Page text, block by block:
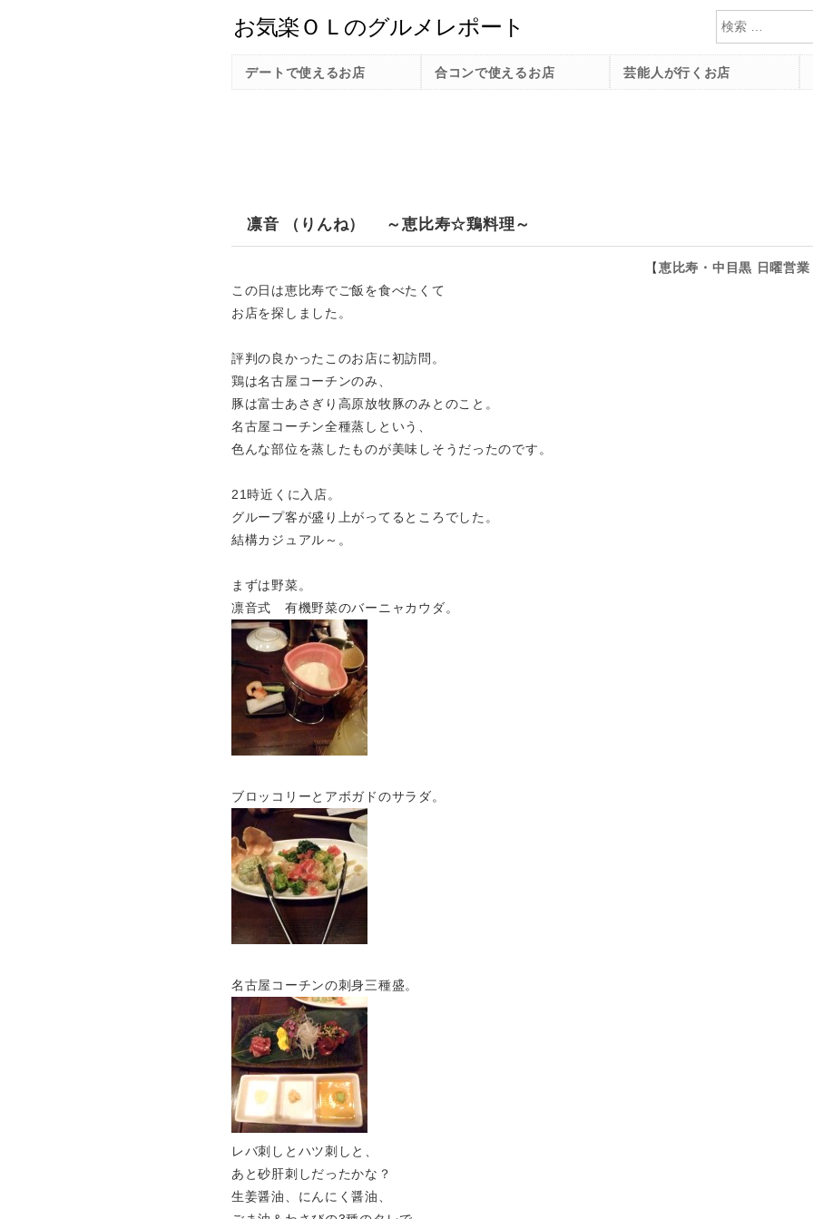
検索
凛音 （りんね） ～恵比寿☆鶏料理～
【恵比寿・中目黒 日曜営業
この日は恵比寿でご飯を食べたくて
お店を探しました。
評判の良かったこのお店に初訪問。
鶏は名古屋コーチンのみ、
豚は富士あさぎり高原放牧豚のみとのこと。
名古屋コーチン全種蒸しという、
色んな部位を蒸したものが美味しそうだったのです。
21時近くに入店。
グループ客が盛り上がってるところでした。
結構カジュアル～。
まずは野菜。
凛音式 有機野菜のバーニャカウダ。
ブロッコリーとアボガドのサラダ。
名古屋コーチンの刺身三種盛。
レバ刺しとハツ刺しと、
あと砂肝刺しだったかな？
生姜醤油、にんにく醤油、
デートで使えるお店 合コンで使えるお店 芸能人が行くお店